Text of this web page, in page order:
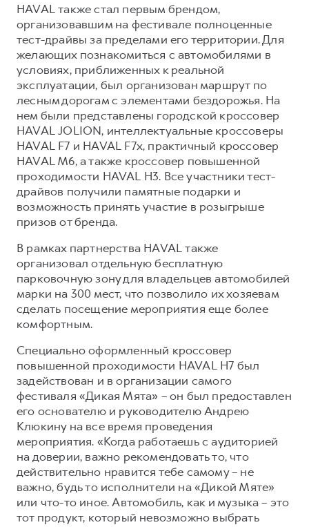
HAVAL также стал первым брендом,
организовавшим на фестивале полноценные
тест-драйвы за пределами его территории. Для
желающих познакомиться с автомобилями в
условиях, приближенных к реальной
эксплуатации, был организован маршрут по
лесным дорогам с элементами бездорожья. На
нем были представлены городской кроссовер
HAVAL JOLION, интеллектуальные кроссоверы
HAVAL F7 и HAVAL F7x, практичный кроссовер
HAVAL M6, а также кроссовер повышенной
проходимости HAVAL H3. Все участники тест-
драйвов получили памятные подарки и
возможность принять участие в розыгрыше
призов от бренда.
В рамках партнерства HAVAL также
организовал отдельную бесплатную
парковочную зону для владельцев автомобилей
марки на 300 мест, что позволило их хозяевам
сделать посещение мероприятия еще более
комфортным.
Специально оформленный кроссовер
повышенной проходимости HAVAL H7 был
задействован и в организации самого
фестиваля «Дикая Мята» – он был предоставлен
его основателю и руководителю Андрею
Клюкину на все время проведения
мероприятия. «Когда работаешь с аудиторией
на доверии, важно рекомендовать то, что
действительно нравится тебе самому – не
важно, будь то исполнители на «Дикой Мяте»
или что-то иное. Автомобиль, как и музыка – это
тот продукт, который невозможно выбрать